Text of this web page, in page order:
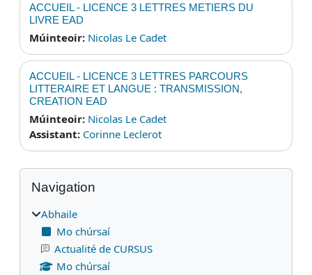
ACCUEIL - LICENCE 3 LETTRES METIERS DU
LIVRE EAD
Múinteoir: Nicolas Le Cadet
ACCUEIL - LICENCE 3 LETTRES PARCOURS
LITTERAIRE ET LANGUE : TRANSMISSION,
CREATION EAD
Múinteoir: Nicolas Le Cadet
Assistant: Corinne Leclerot
Blocks
Scipeáil Navigation
Navigation
Abhaile
Mo chúrsaí
Actualité de CURSUS
Mo chúrsaí